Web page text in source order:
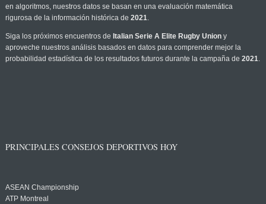
en algoritmos, nuestros datos se basan en una evaluación matemática
rigurosa de la información histórica de 2021.
Siga los próximos encuentros de Italian Serie A Elite Rugby Uniony
aproveche nuestros análisis basados en datos para comprender mejor la
probabilidad estadística de los resultados futuros durante la campaña de 2021.
PRINCIPALES CONSEJOS DEPORTIVOS HOY
ASEAN Championship
ATP Montreal